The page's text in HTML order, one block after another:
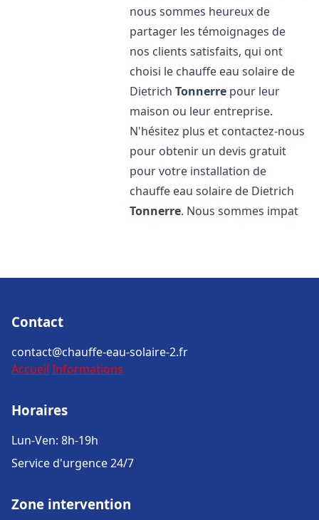
nous sommes heureux de
partager les témoignages de
nos clients satisfaits, qui ont
choisi le chauffe eau solaire de
DietrichTonnerre pour leur
maison ou leur entreprise.
N'hésitez plus et contactez-nous
pour obtenir un devis gratuit
pour votre installation de
chauffe eau solaire de Dietrich
Tonnerre. Nous sommes impat
Contact
contact@chauffe-eau-solaire-2.fr
Accueil Informations
Horaires
Lun-Ven: 8h-19h
Service d'urgence 24/7
Zone intervention